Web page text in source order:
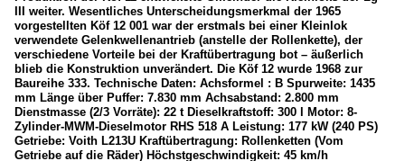
III weiter. Wesentliches Unterscheidungsmerkmal der 1965
vorgestellten Köf 12 001 war der erstmals bei einer Kleinlok
verwendete Gelenkwellenantrieb (anstelle der Rollenkette), der
verschiedene Vorteile bei der Kraftübertragung bot – äußerlich
blieb die Konstruktion unverändert. Die Köf 12 wurde 1968 zur
Baureihe 333. Technische Daten: Achsformel : B Spurweite: 1435
mm Länge über Puffer: 7.830 mm Achsabstand: 2.800 mm
Dienstmasse (2/3 Vorräte): 22 t Dieselkraftstoff: 300 l Motor: 8-
Zylinder-MWM-Dieselmotor RHS 518 A Leistung: 177 kW (240 PS)
Getriebe: Voith L213U Kraftübertragung: Rollenketten (Vom
Getriebe auf die Räder) Höchstgeschwindigkeit: 45 km/h